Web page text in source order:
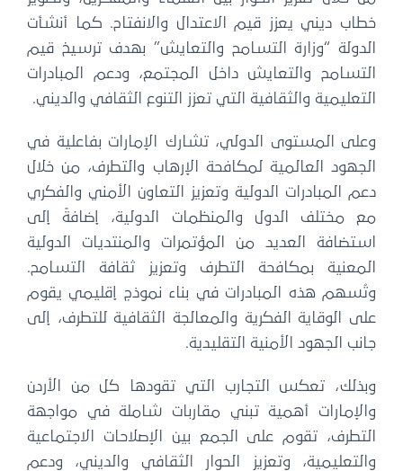
خطاب ديني يعزز قيم الاعتدال والانفتاح. كما أنشأت
الدولة “وزارة التسامح والتعايش” بهدف ترسيخ قيم
التسامح والتعايش داخل المجتمع، ودعم المبادرات
التعليمية والثقافية التي تعزز التنوع الثقافي والديني.
وعلى المستوى الدولي، تشارك الإمارات بفاعلية في
الجهود العالمية لمكافحة الإرهاب والتطرف، من خلال
دعم المبادرات الدولية وتعزيز التعاون الأمني والفكري
مع مختلف الدول والمنظمات الدولية، إضافةً إلى
استضافة العديد من المؤتمرات والمنتديات الدولية
المعنية بمكافحة التطرف وتعزيز ثقافة التسامح.
وتُسهم هذه المبادرات في بناء نموذج إقليمي يقوم
على الوقاية الفكرية والمعالجة الثقافية للتطرف، إلى
جانب الجهود الأمنية التقليدية.
وبذلك، تعكس التجارب التي تقودها كل من الأردن
والإمارات أهمية تبني مقاربات شاملة في مواجهة
التطرف، تقوم على الجمع بين الإصلاحات الاجتماعية
والتعليمية، وتعزيز الحوار الثقافي والديني، ودعم